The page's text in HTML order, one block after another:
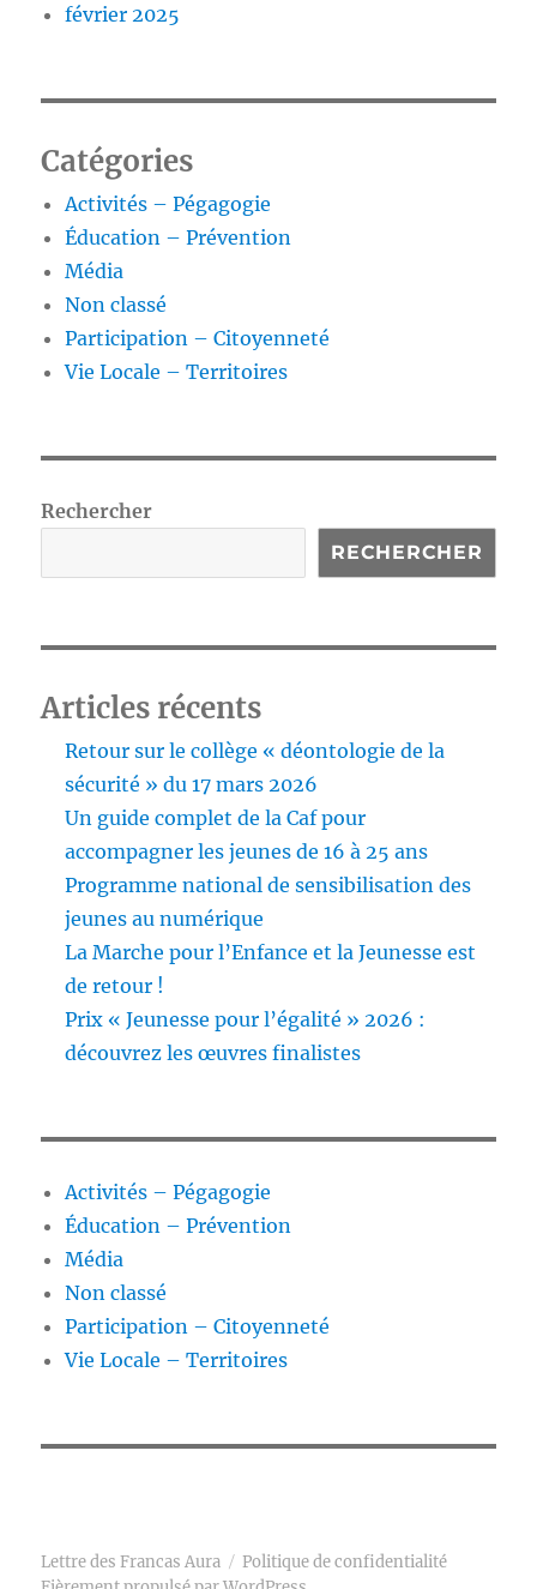
février 2025
Catégories
Activités – Pégagogie
Éducation – Prévention
Média
Non classé
Participation – Citoyenneté
Vie Locale – Territoires
Rechercher
RECHERCHER
Articles récents
Retour sur le collège « déontologie de la
sécurité » du 17 mars 2026
Un guide complet de la Caf pour
accompagner les jeunes de 16 à 25 ans
Programme national de sensibilisation des
jeunes au numérique
La Marche pour l’Enfance et la Jeunesse est
de retour !
Prix « Jeunesse pour l’égalité » 2026 :
découvrez les œuvres finalistes
Activités – Pégagogie
Éducation – Prévention
Média
Non classé
Participation – Citoyenneté
Vie Locale – Territoires
Lettre des Francas Aura
Politique de confidentialité